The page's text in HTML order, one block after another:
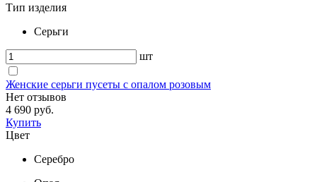
Тип изделия
Серьги
шт
Женские серьги пусеты с опалом розовым
Нет отзывов
4 690 руб.
Купить
Цвет
Серебро